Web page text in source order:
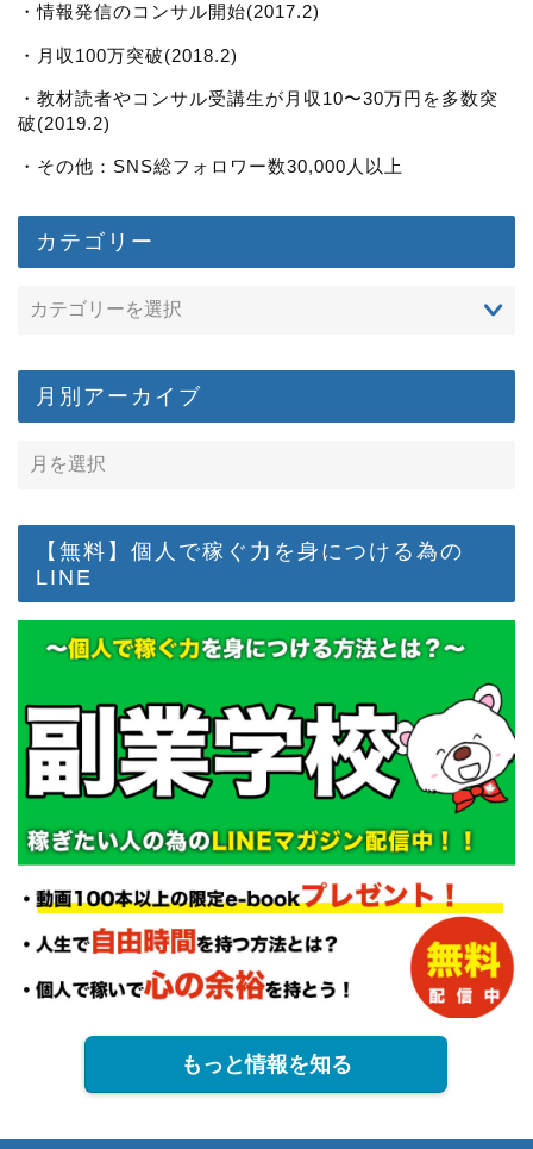
・情報発信のコンサル開始(2017.2)
・月収100万突破(2018.2)
・教材読者やコンサル受講生が月収10〜30万円を多数突
破(2019.2)
・その他：SNS総フォロワー数30,000人以上
カテゴリー
月別アーカイブ
【無料】個人で稼ぐ力を身につける為の
LINE
もっと情報を知る